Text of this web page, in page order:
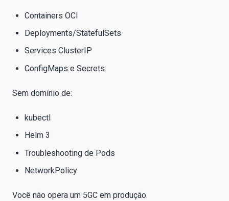
Containers OCI
Deployments/StatefulSets
Services ClusterIP
ConfigMaps e Secrets
Sem domínio de:
kubectl
Helm 3
Troubleshooting de Pods
NetworkPolicy
Você não opera um 5GC em produção.